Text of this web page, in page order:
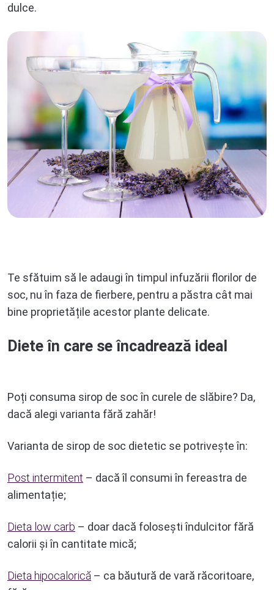
dulce.
Te sfătuim să le adaugi în timpul infuzării florilor de
soc, nu în faza de fierbere, pentru a păstra cât mai
bine proprietățile acestor plante delicate.
Diete în care se încadrează ideal
Poți consuma sirop de soc în curele de slăbire? Da,
dacă alegi varianta fără zahăr!
Varianta de sirop de soc dietetic se potrivește în:
Post intermitent – dacă îl consumi în fereastra de
alimentație;
Dieta low carb – doar dacă folosești îndulcitor fără
calorii și în cantitate mică;
Dieta hipocalorică – ca băutură de vară răcoritoare,